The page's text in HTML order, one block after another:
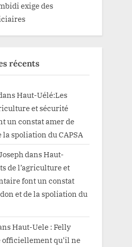
exige des
récents
Haut-Uélé:Les
et sécurité
un constat amer de
la spoliation du CAPSA
dansHaut-
de l’agriculture et
font un constat
et de la spoliation du
Haut-Uele : Felly
qu’il ne